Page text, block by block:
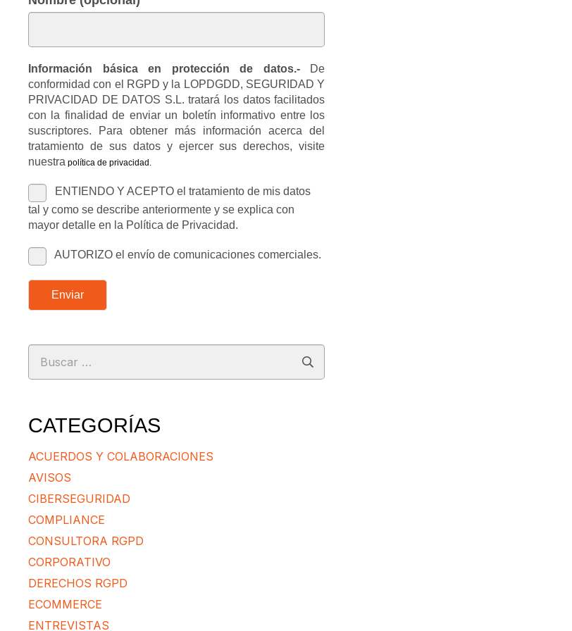
Información básica en protección de datos.-De
conformidad con el RGPD y la LOPDGDD, SEGURIDAD Y
PRIVACIDAD DE DATOS S.L. tratará los datos facilitados
con la finalidad de enviar un boletín informativo entre los
suscriptores. Para obtener más información acerca del
tratamiento de sus datos y ejercer sus derechos, visite
nuestra política de privacidad .
ENTIENDO Y ACEPTO el tratamiento de mis datos
tal y como se describe anteriormente y se explica con
mayor detalle en la Política de Privacidad.
AUTORIZO el envío de comunicaciones comerciales.
Enviar
Buscar:
CATEGORÍAS
ACUERDOS Y COLABORACIONES
AVISOS
CIBERSEGURIDAD
COMPLIANCE
CONSULTORA RGPD
CORPORATIVO
DERECHOS RGPD
ECOMMERCE
ENTREVISTAS